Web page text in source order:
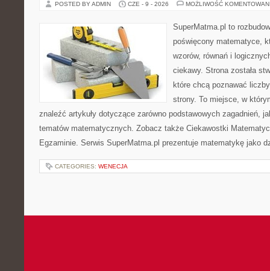
POSTED BY ADMIN CZE - 9 - 2026 MOŻLIWOŚĆ
SuperMatma.pl to
poświęcony matematyce,
wzorów, równań i
ciekawy. Strona została
które chcą poznawać
strony. To miejsce, w
znaleźć artykuły dotyczące zarówno podstawowych zagadnień,
tematów matematycznych. Zobacz także Ciekawostki
Egzaminie. Serwis SuperMatma.pl prezentuje matematykę jako
CATEGORIES: WENECJA